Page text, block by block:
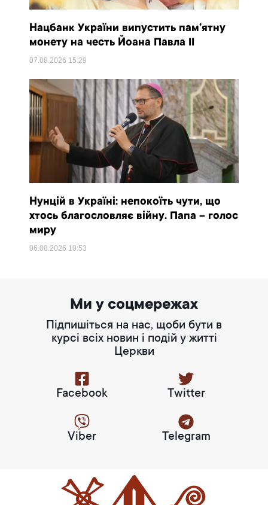
Нацбанк України випустить пам’ятну
монету на честь Йоана Павла II
07.08.2026 15:29
Нунцій в Україні: непокоїть чути, що
хтось благословляє війну. Папа – голос
миру
06.08.2026 10:53
Ми у соцмережах
Підпишіться на нас, щоби бути в
курсі всіх новин і подій у житті
Церкви
Facebook Twitter
Viber Telegram